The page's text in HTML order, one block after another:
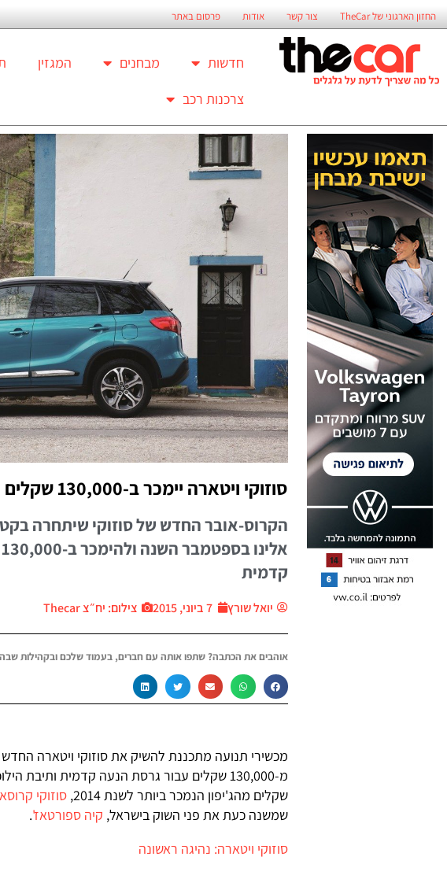
החזון הארגוני של TheCar צור קשר אודות פרסום באתר
חדשות מבחנים המגזין
צרכנות רכב
סוזוקי ויטארה יימכר ב-130,000 שקלים
הקרוס-אובר החדש של סוזוקי שיתחרה
קדמית
יואל שורץ 7 ביוני, 2015 צילום: יח״צ Thecar
אוהבים את הכתבה? שתפו אותה עם חברים, בעמוד שלכם ובקהילות
מכשירי תנועה מתכננת להשיק את סוזוקי ויטארה
שקלים מהג'יפון הנמכר ביותר לשנת 2014,
סוזוקי
שמשנה כעת את פני השוק בישראל, קיה ספורטאז'.
סוזוקי ויטארה: נהיגה ראשונה